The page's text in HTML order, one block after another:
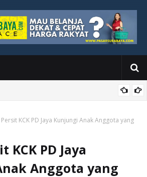
Wisuda
KCK PD Jaya Kunjungi Anak Anggota yang
KCK PD Jaya
Anggota yang